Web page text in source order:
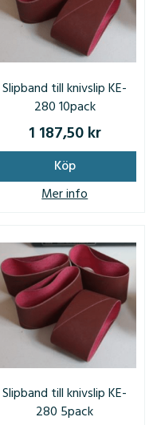
Slipband till knivslip KE-
280 10pack
1 187,50 kr
Mer info
Köp
Slipband till knivslip KE-
280 5pack